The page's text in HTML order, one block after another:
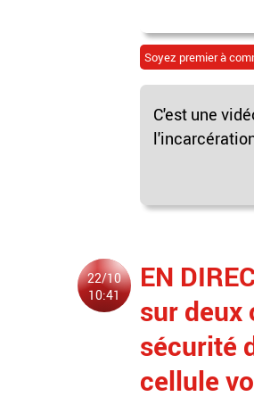
Soyez premier à
C'est une
22/10
10:41
EN
sur deux
sécurité
cellule